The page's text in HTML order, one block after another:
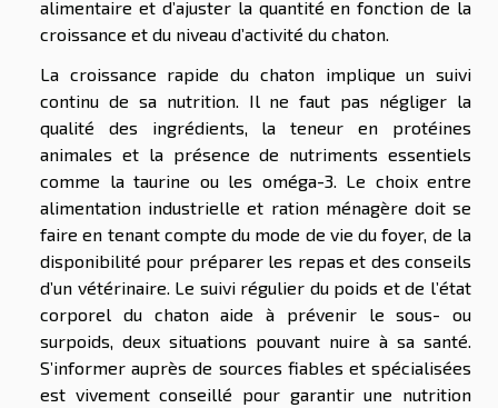
alimentaire et d’ajuster la quantité en fonction de la
croissance et du niveau d’activité du chaton.
La croissance rapide du chaton implique un suivi
continu de sa nutrition. Il ne faut pas négliger la
qualité des ingrédients, la teneur en protéines
animales et la présence de nutriments essentiels
comme la taurine ou les oméga-3. Le choix entre
alimentation industrielle et ration ménagère doit se
faire en tenant compte du mode de vie du foyer, de la
disponibilité pour préparer les repas et des conseils
d’un vétérinaire. Le suivi régulier du poids et de l’état
corporel du chaton aide à prévenir le sous- ou
surpoids, deux situations pouvant nuire à sa santé.
S’informer auprès de sources fiables et spécialisées
est vivement conseillé pour garantir une nutrition